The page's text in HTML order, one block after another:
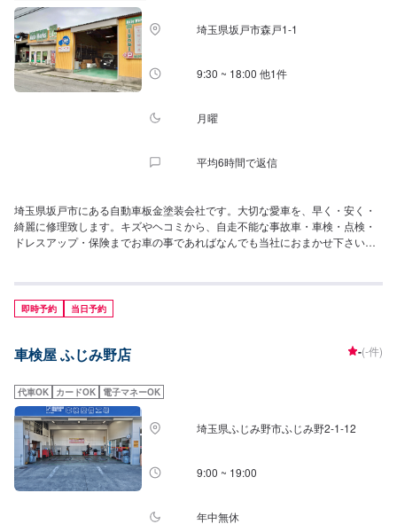
埼玉県坂戸市森戸1-1
9:30 ~ 18:00 他1件
月曜
平均6時間で返信
埼玉県坂戸市にある自動車板金塗装会社です。大切な愛車を、早く・安く・
綺麗に修理致します。キズやヘコミから、自走不能な事故車・車検・点検・
ドレスアップ・保険までお車の事であればなんでも当社におまかせ下さい。
ップ・カスタムペイント・車検整備・新・中古車販売部品及びカー用品販
売・取付・損保代理店〔東京海上日動・あいおいニッセイ同和・JA共済〕
【保険会社指定工場】東京海上日動保険・SBI損害保険.アクサ損害保険・三
制〕・レッカーあり
即時予約 当日予約
車検屋 ふじみ野店 -(-件)
代車OK カードOK 電子マネーOK
埼玉県ふじみ野市ふじみ野2-1-12
9:00 ~ 19:00
年中無休